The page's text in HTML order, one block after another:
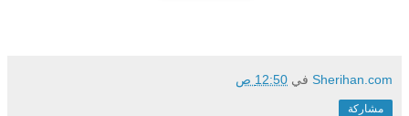
Sherihan.com في 12:50 ص
مشاركة